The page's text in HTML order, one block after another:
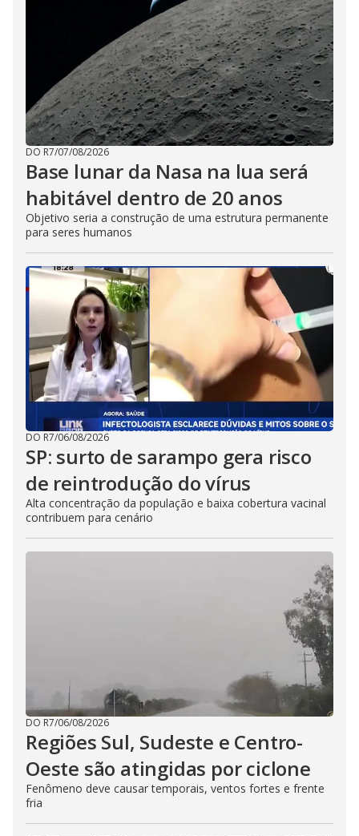
DO R7/07/08/2026
Base lunar da Nasa na lua será
habitável dentro de 20 anos
Objetivo seria a construção de uma estrutura permanente
para seres humanos
DO R7/06/08/2026
SP: surto de sarampo gera risco
de reintrodução do vírus
Alta concentração da população e baixa cobertura vacinal
contribuem para cenário
DO R7/06/08/2026
Regiões Sul, Sudeste e Centro-
Oeste são atingidas por ciclone
Fenômeno deve causar temporais, ventos fortes e frente
fria